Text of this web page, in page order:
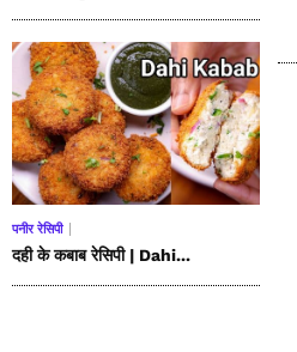
पनीर रेसिपी
दही के कबाब रेसिपी | Dahi...